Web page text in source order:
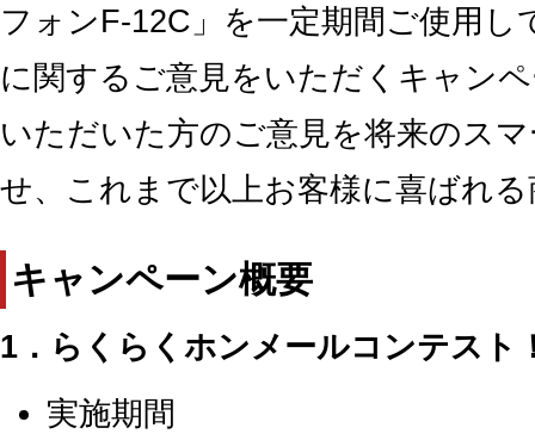
フォンF-12C」を一定期間ご使用し
に関するご意見をいただくキャン
いただいた方のご意見を将来のス
せ、これまで以上お客様に喜ばれ
キャンペーン概要
1．らくらくホンメールコンテスト
実施期間